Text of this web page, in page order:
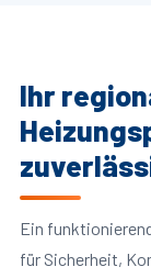
Ihr
Ein
für Sicherheit,